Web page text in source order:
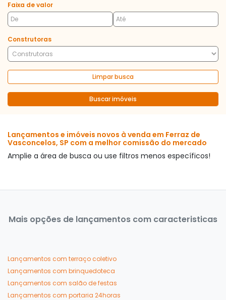
Faixa de valor
Construtoras
Limpar busca
Buscar imóveis
Lançamentos e imóveis novos à venda em Ferraz de
Vasconcelos, SP com a melhor comissão do mercado
Amplie a área de busca ou use filtros menos específicos!
Mais opções de lançamentos com caracteristicas
Lançamentos com terraço coletivo
Lançamentos com brinquedoteca
Lançamentos com salão de festas
Lançamentos com portaria 24horas